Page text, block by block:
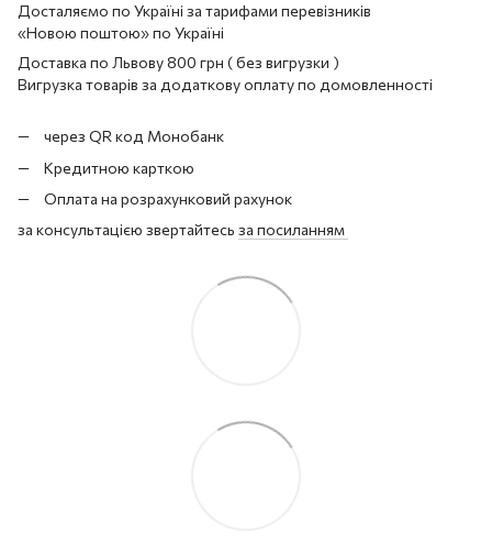
Досталяємо по Україні за тарифами перевізників
«Новою поштою» по Україні
Доставка по Львову 800 грн ( без вигрузки )
Вигрузка товарів за додаткову оплату по домовленності
через QR код Монобанк
Кредитною карткою
Оплата на розрахунковий рахунок
за консультацією звертайтесь за посиланням